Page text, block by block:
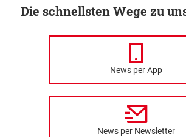
Die schnellsten Wege zu
News per App
News per Newsletter